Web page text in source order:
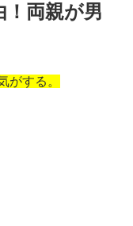
両親が男
がする。